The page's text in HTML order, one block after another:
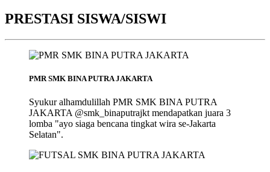
PRESTASI SISWA/SISWI
PMR SMK BINA PUTRA JAKARTA
Syukur alhamdulillah PMR SMK BINA PUTRA
JAKARTA @smk_binaputrajkt mendapatkan juara 3
lomba "ayo siaga bencana tingkat wira se-Jakarta
Selatan".